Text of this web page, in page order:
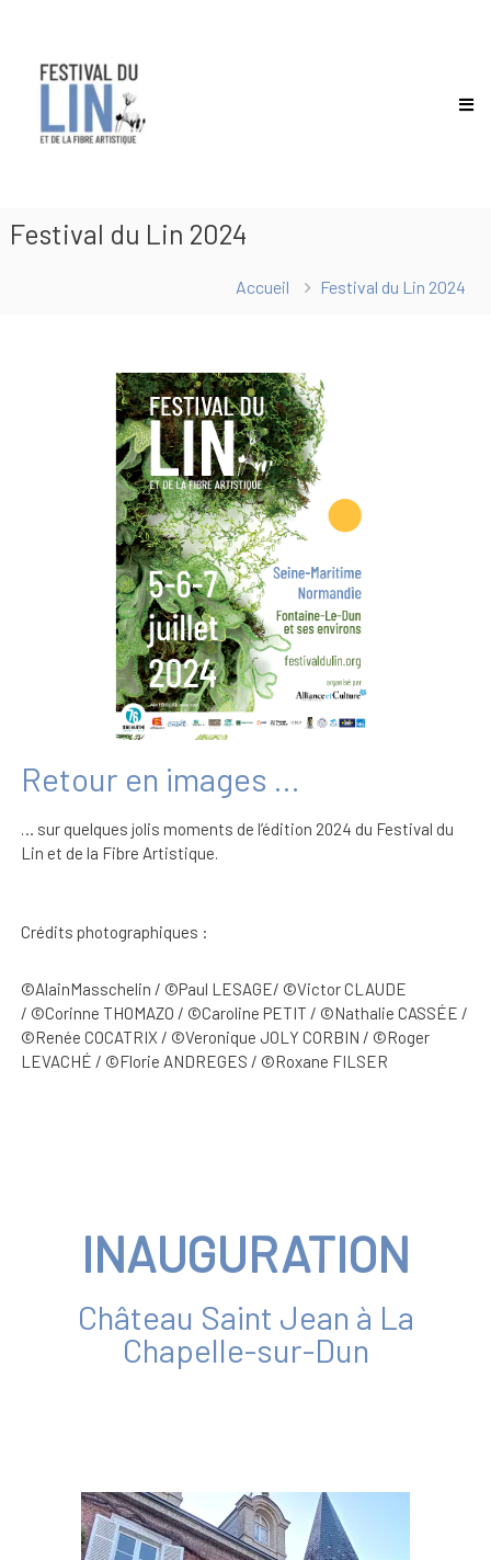
lin
Festival du Lin 2024
Accueil Festival du Lin 2024
Retour en images ...
… sur quelques jolis moments de l’édition 2024 du Festival du
Lin et de la Fibre Artistique.
Crédits photographiques :
©AlainMasschelin / ©Paul LESAGE/ ©Victor CLAUDE
/ ©Corinne THOMAZO / ©Caroline PETIT / ©Nathalie CASSÉE /
©Renée COCATRIX / ©Veronique JOLY CORBIN / ©Roger
LEVACHÉ / ©Florie ANDREGES / ©Roxane FILSER
INAUGURATION
Château Saint Jean à La
Chapelle-sur-Dun